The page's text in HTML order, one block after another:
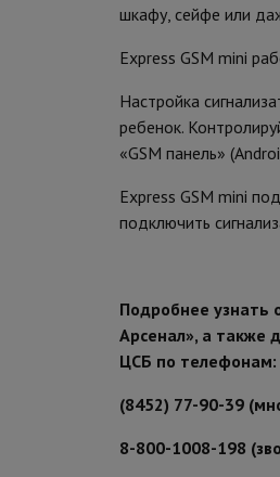
шкафу, сейфе или
Express GSM mini
Настройка
ребенок.
«GSM панель»
Express GSM mini
подключить
Подробнее узнать
Арсенал», а также
ЦСБ по телефонам:
(8452) 77-90-39
8-800-1008-198